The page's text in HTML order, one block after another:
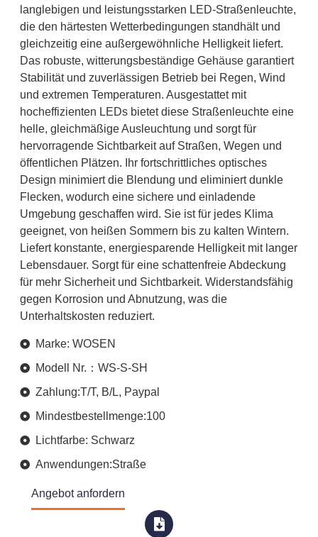
langlebigen und leistungsstarken LED-Straßenleuchte,
die den härtesten Wetterbedingungen standhält und
gleichzeitig eine außergewöhnliche Helligkeit liefert.
Das robuste, witterungsbeständige Gehäuse garantiert
Stabilität und zuverlässigen Betrieb bei Regen, Wind
und extremen Temperaturen. Ausgestattet mit
hocheffizienten LEDs bietet diese Straßenleuchte eine
helle, gleichmäßige Ausleuchtung und sorgt für
hervorragende Sichtbarkeit auf Straßen, Wegen und
öffentlichen Plätzen. Ihr fortschrittliches optisches
Design minimiert die Blendung und eliminiert dunkle
Flecken, wodurch eine sichere und einladende
Umgebung geschaffen wird. Sie ist für jedes Klima
geeignet, von heißen Sommern bis zu kalten Wintern.
Liefert konstante, energiesparende Helligkeit mit langer
Lebensdauer. Sorgt für eine schattenfreie Abdeckung
für mehr Sicherheit und Sichtbarkeit. Widerstandsfähig
gegen Korrosion und Abnutzung, was die
Unterhaltskosten reduziert.
Marke: WOSEN
Modell Nr.：WS-S-SH
Zahlung:T/T, B/L, Paypal
Mindestbestellmenge:100
Lichtfarbe: Schwarz
Anwendungen:Straße
Angebot anfordern